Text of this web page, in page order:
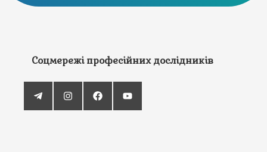
Соцмережі професійних дослідників